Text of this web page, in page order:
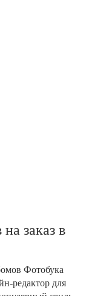
заказ в
Фотобука
редактор для